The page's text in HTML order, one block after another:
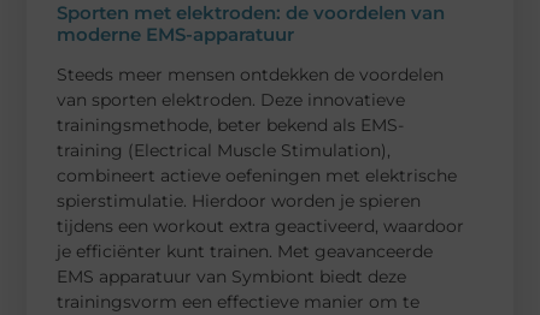
Sporten met elektroden: de voordelen van
moderne EMS-apparatuur
Steeds meer mensen ontdekken de voordelen
van sporten elektroden. Deze innovatieve
trainingsmethode, beter bekend als EMS-
training (Electrical Muscle Stimulation),
combineert actieve oefeningen met elektrische
spierstimulatie. Hierdoor worden je spieren
tijdens een workout extra geactiveerd, waardoor
je efficiënter kunt trainen. Met geavanceerde
EMS apparatuur van Symbiont biedt deze
trainingsvorm een effectieve manier om te